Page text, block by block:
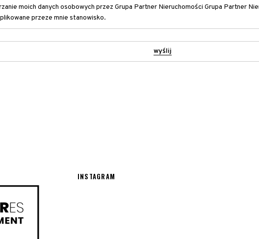
moich danych osobowych przez Grupa Partner Nieruchomości Grupa Partner
przeze mnie stanowisko.
wyślij
INSTAGRAM